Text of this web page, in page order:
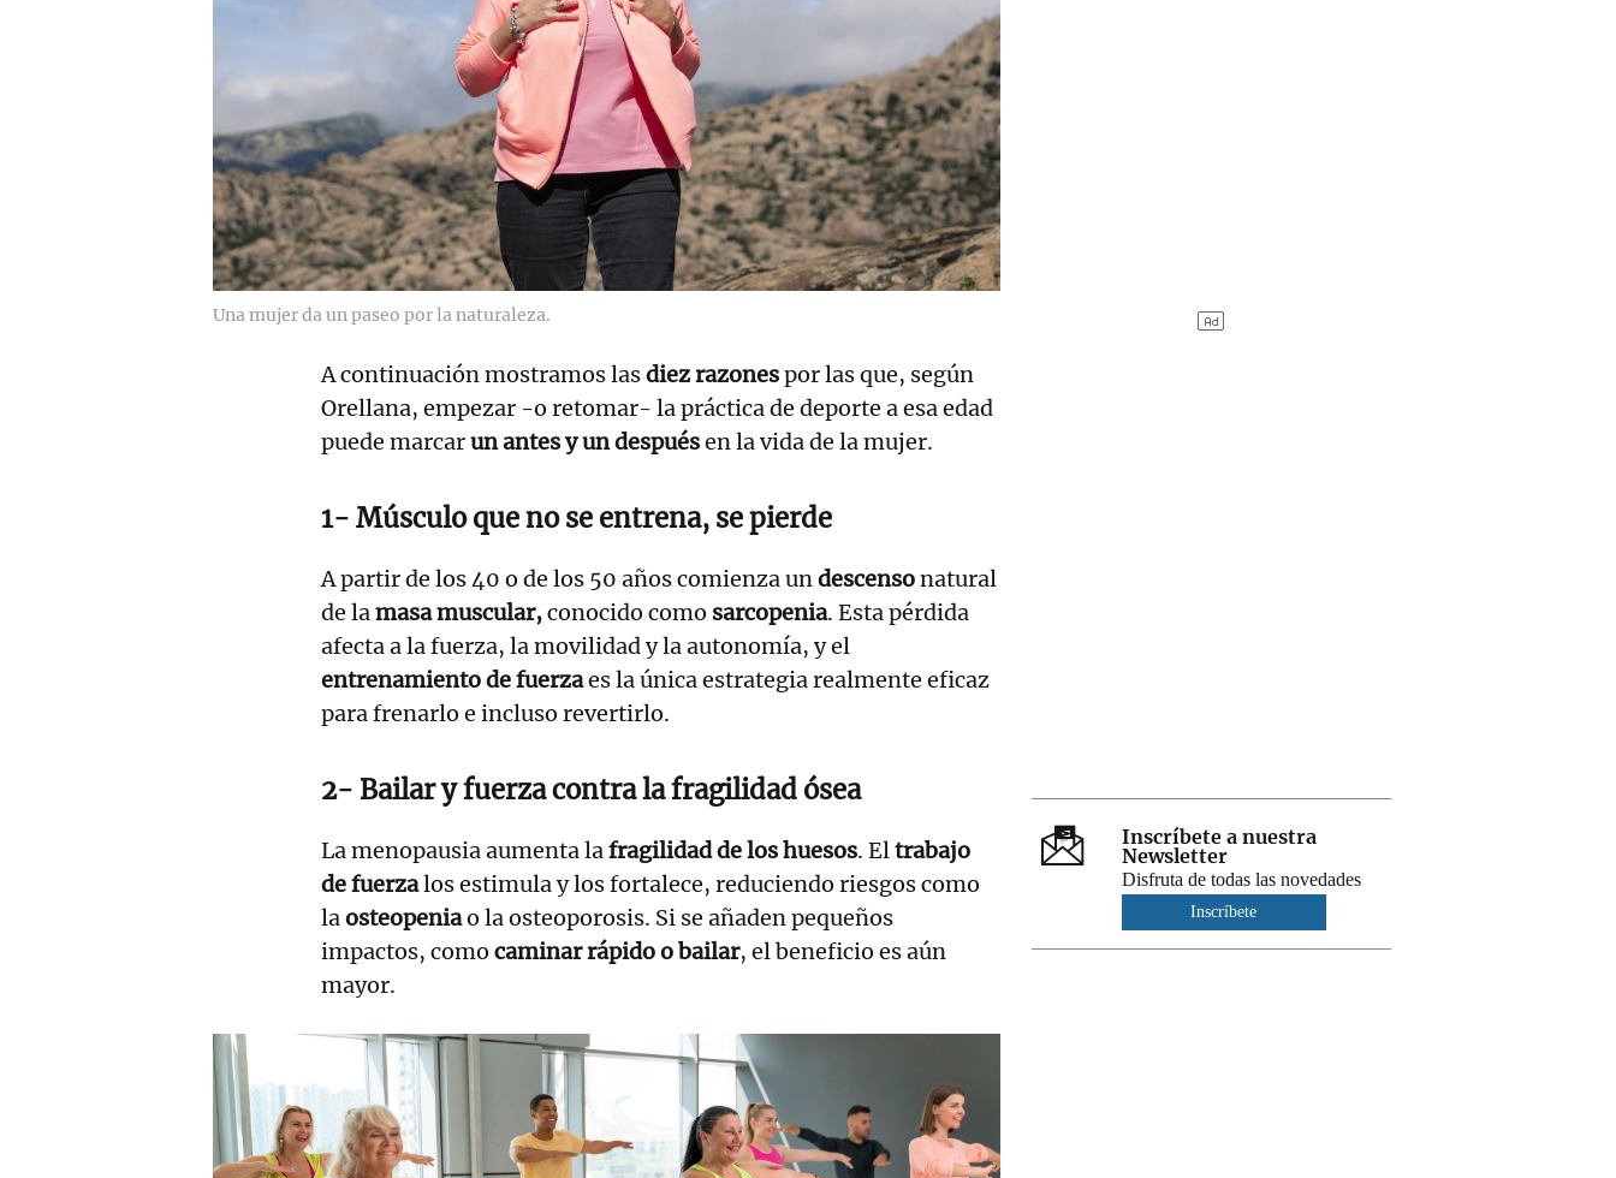
Una mujer da un paseo por la naturaleza.
A continuación mostramos lasdiez razonespor las que, según
Orellana, empezar -o retomar- la práctica de deporte a esa edad
puede marcarun antes y un despuésen la vida de la mujer.
1- Músculo que no se entrena, se pierde
A partir de los 40 o de los 50 años comienza undescensonatural
de lamasa muscular,conocido como sarcopenia. Esta pérdida
afecta a la fuerza, la movilidad y la autonomía, y el
entrenamiento de fuerzaes la única estrategia realmente eficaz
para frenarlo e incluso revertirlo.
2- Bailar y fuerza contra la fragilidad ósea
La menopausia aumenta lafragilidad de los huesos. Eltrabajo
de fuerzalos estimula y los fortalece, reduciendo riesgos como
laosteopeniao la osteoporosis. Si se añaden pequeños
impactos, como caminar rápido o bailar, el beneficio es aún
mayor.
Inscríbete a nuestra
Newsletter
Disfruta de todas las novedades
Inscríbete